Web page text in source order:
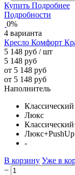
Купить Подробнее
Подробности
0%
4 варианта
Кресло Комфорт
5 148 руб / шт
5 148 руб
от 5 148 руб
от 5 148 руб
Наполнитель
Классический
Люкс
Люкс+PushUp
-
В корзину Уже в
−